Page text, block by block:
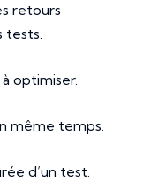
retours
tests.
optimiser.
même temps.
d’un test.